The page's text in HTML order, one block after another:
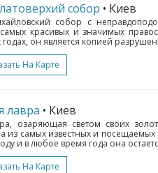
собор • Киев
собор с
красивых и значимых
он является копией
На Карте
лавра • Киев
озаряющая светом своих
из самых известных и посещаемых
и в любое время года она
На Карте